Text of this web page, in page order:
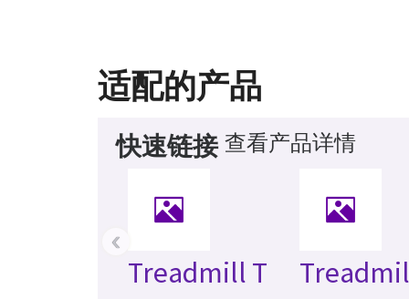
适配的产品
快速链接 查看产品详情
Treadmill T
‹